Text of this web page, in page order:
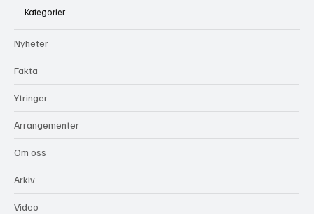
Kategorier
Nyheter
Fakta
Ytringer
Arrangementer
Om oss
Arkiv
Video